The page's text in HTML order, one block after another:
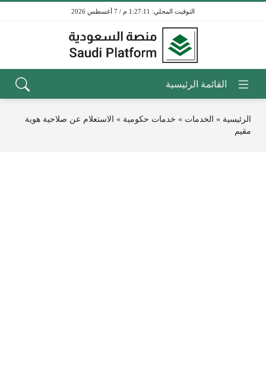
1:27:11 م / 7 أغسطس 2026
الرئيسية » الخدمات » خدمات حكومية » الاستعلام عن صلاحية هوية
مقيم